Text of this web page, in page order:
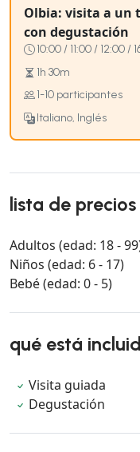
Olbia: visita a un
con degustación
10:00 / 11:00 / 12:00 /
1h 30m
1-10 participantes
Italiano, Inglés
lista de precios
Adultos (edad: 18 -
Niños (edad: 6 - 17)
Bebé (edad: 0 - 5)
qué está
Visita guiada
Degustación